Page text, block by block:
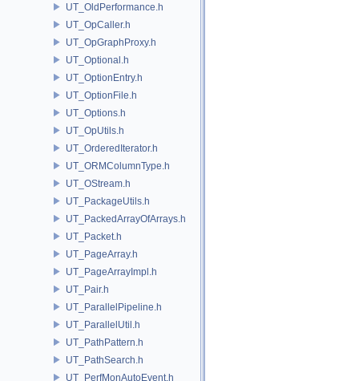
UT_OldPerformance.h
UT_OpCaller.h
UT_OpGraphProxy.h
UT_Optional.h
UT_OptionEntry.h
UT_OptionFile.h
UT_Options.h
UT_OpUtils.h
UT_OrderedIterator.h
UT_ORMColumnType.h
UT_OStream.h
UT_PackageUtils.h
UT_PackedArrayOfArrays.h
UT_Packet.h
UT_PageArray.h
UT_PageArrayImpl.h
UT_Pair.h
UT_ParallelPipeline.h
UT_ParallelUtil.h
UT_PathPattern.h
UT_PathSearch.h
UT_PerfMonAutoEvent.h